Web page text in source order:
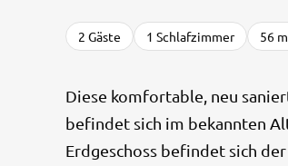
2 Gäste 1 Schlafzimmer 56
Diese komfortable, neu
befindet sich im bekannten
Erdgeschoss befindet sich